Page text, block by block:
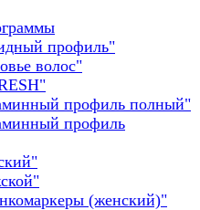
профиль"
волос"
профиль полный"
профиль
(женский)"